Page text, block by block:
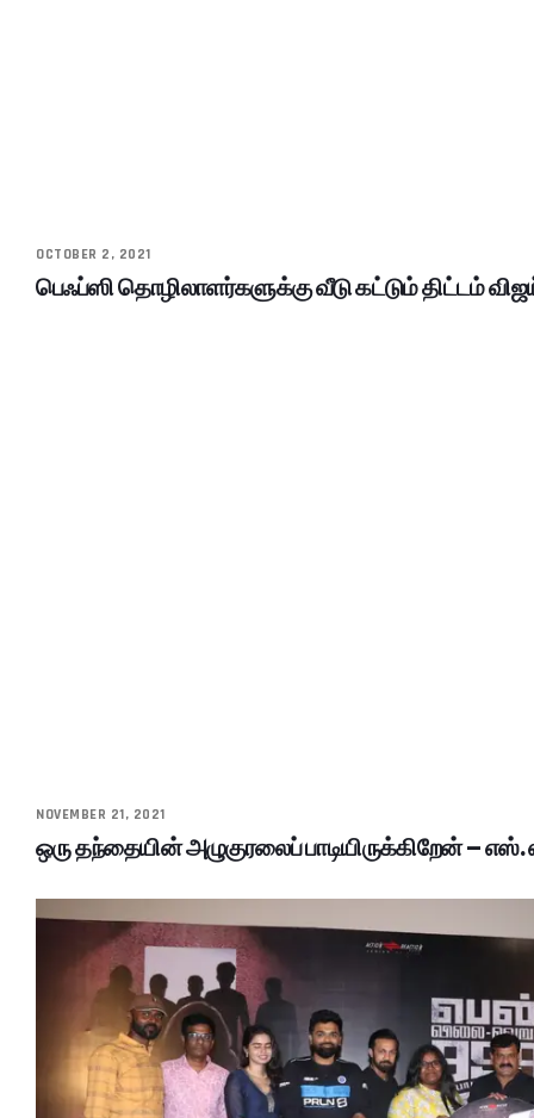
OCTOBER 2, 2021
பெஃப்ஸி தொழிலாளர்களுக்கு வீடு கட்டும் திட்டம் விஜய்
NOVEMBER 21, 2021
ஒரு தந்தையின் அழுகுரலைப் பாடியிருக்கிறேன் – எஸ்.